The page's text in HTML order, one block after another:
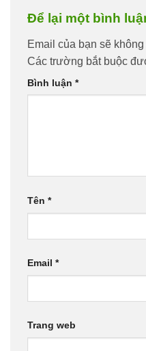
Để lại một bình
Email của bạn sẽ
Các trường bắt buộc
Bình luận *
Tên *
Email *
Trang web